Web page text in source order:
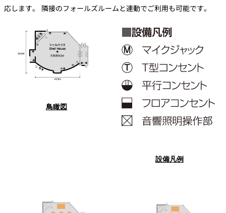
ルームサービス
ルームサービ
ス
パーティースペース
レストラン夏
シャンパーニ
応します。 隣接のフォールズルームと連動でご利用も可能です。
鳥瞰図
設備凡例